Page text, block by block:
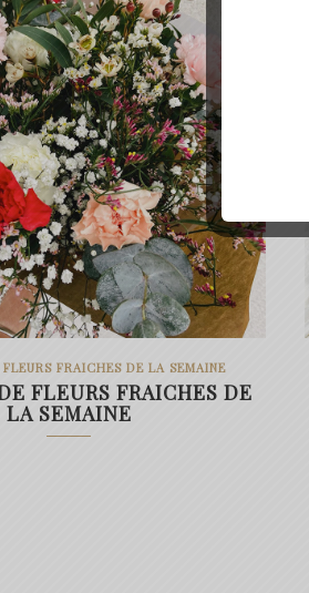
FRAICHES DE LA SEMAINE
FLEURS FRAICHES DE
LA SEMAINE